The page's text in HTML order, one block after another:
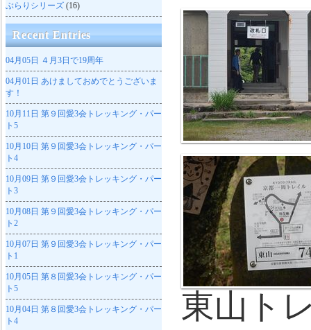
東山ト
ぶらりシリーズ (16)
Recent Entries
04月05日 ４月3日で19周年
04月01日 あけましておめでとうございま
す！
10月11日 第９回愛3会トレッキング・パー
ト5
10月10日 第９回愛3会トレッキング・パー
ト4
10月09日 第９回愛3会トレッキング・パー
ト3
10月08日 第９回愛3会トレッキング・パー
ト2
10月07日 第９回愛3会トレッキング・パー
ト1
10月05日 第８回愛3会トレッキング・パー
ト5
10月04日 第８回愛3会トレッキング・パー
ト4